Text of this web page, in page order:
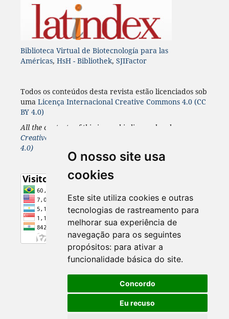
O nosso site usa
cookies
Este site utiliza cookies e outras
tecnologias de rastreamento para
melhorar sua experiência de
navegação para os seguintes
propósitos: para ativar a
funcionalidade básica do site.
Concordo
Eu recuso
Biblioteca Virtual de Biotecnología para las
Américas, HsH - Bibliothek, SJIFactor
Todos os conteúdos desta revista estão licenciados sob
uma Licença Internacional Creative Commons 4.0 (CC
BY 4.0)
All the contents of this journal is licensed under a
Creative Commons 4.0 Internacional
4.0)